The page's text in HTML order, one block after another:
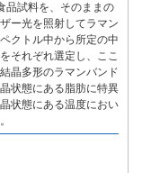
品試料を、そのままの
ー光を照射してラマン
クトル中から所定の中
それぞれ選定し、ここ
晶多形のラマンバンド
状態にある脂肪に特異
状態にある温度におい